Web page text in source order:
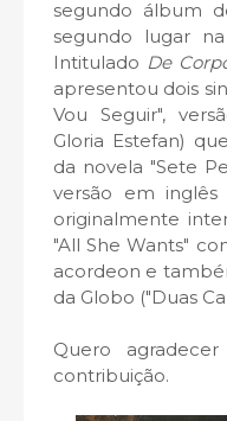
segundo álbum
segundo lugar
Intitulado De
apresentou dois
Vou Seguir",
Gloria Estefan)
da novela "Sete
versão em inglês
originalmente
"All She Wants"
acordeon e
da Globo ("Duas
Quero
contribuição.